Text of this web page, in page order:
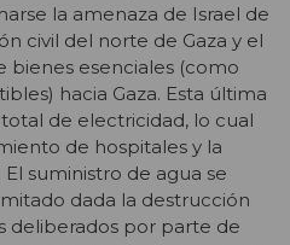
la amenaza de Israel de
civil del norte de Gaza y el
bienes esenciales (como
hacia Gaza. Esta última
de electricidad, lo cual
de hospitales y la
suministro de agua se
dada la destrucción
deliberados por parte de